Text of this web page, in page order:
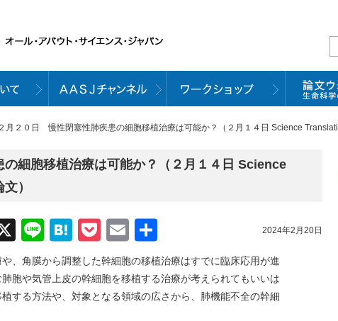
月２０日 慢性閉塞性肺疾患の細胞移植治療は可能か？（２月１４日 Science
細胞移植治療は可能か？（２月１４日 Science
）
2024年2月20日
X LineHatena
Pocket
Email
有
、角膜から調整した幹細胞の移植治療はすでに臨床応用が進
胞や気管上皮の幹細胞を移植する治療が考えられてもいいは
する方法や、対象となる領域の広さから、肺機能不全の幹細